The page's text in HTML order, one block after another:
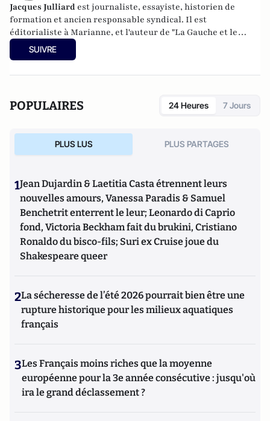
Jacques Julliard est journaliste, essayiste, historien de
formation et ancien responsable syndical. Il est
éditorialiste à Marianne, et l'auteur de "La Gauche et le
peuple" aux éditions Flammarion
SUIVRE
POPULAIRES 24 Heures 7 Jours
PLUS LUS PLUS PARTAGES
1Jean Dujardin & Laetitia Casta étrennent leurs
nouvelles amours, Vanessa Paradis & Samuel
Benchetrit enterrent le leur; Leonardo di Caprio
fond, Victoria Beckham fait du brukini, Cristiano
Ronaldo du bisco-fils; Suri ex Cruise joue du
Shakespeare queer
2La sécheresse de l’été 2026 pourrait bien être une
rupture historique pour les milieux aquatiques
français
3Les Français moins riches que la moyenne
européenne pour la 3e année consécutive : jusqu'où
ira le grand déclassement ?